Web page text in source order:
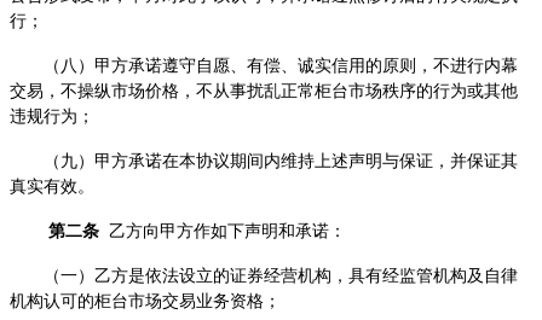
行；
（八）甲方承诺遵守自愿、有偿、诚实信用的原则，不进行内幕
交易，不操纵市场价格，不从事扰乱正常柜台市场秩序的行为或其他
违规行为；
（九）甲方承诺在本协议期间内维持上述声明与保证 ，并保证其
真实有效。
第二条 乙方向甲方作如下声明和承诺：
（一）乙方是依法设立的证券经营机构， 具有经监管机构及自律
机构认可的柜台市场交易业务资格 ；